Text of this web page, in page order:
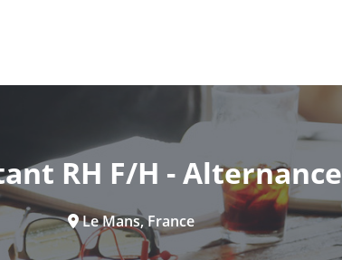
RH F/H - Alternance
Le Mans, France